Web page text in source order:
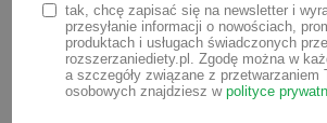
z dyni dla niemowlaka, ale
Możesz go wykorzystać do
przygotowania zup, sosów,
deserów, czy kaszek dla
tak, chcę zapisać się na newsletter i
przesyłanie informacji o nowościach,
produktach i usługach świadczonych
rozszerzaniediety.pl. Zgodę można w
a szczegóły związane z przetwarzaniem
osobowych znajdziesz w polityce